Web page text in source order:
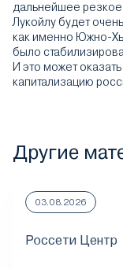
дальнейшее
Лукойлу будет
как именно Южно-
было
И это может
капитализацию
Другие
03.08.2026
Россети Центр